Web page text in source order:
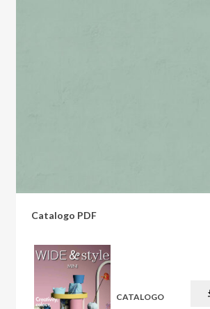
Catalogo PDF
CATALOGO